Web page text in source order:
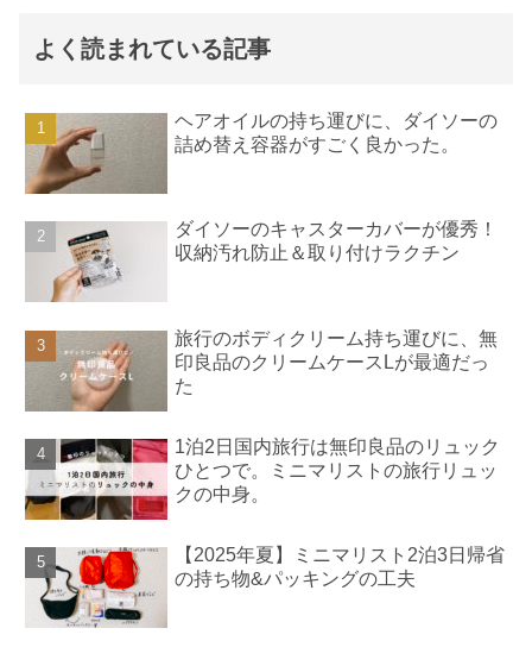
よく読まれている記事
ヘアオイルの持ち運びに、ダイソーの
詰め替え容器がすごく良かった。
ダイソーのキャスターカバーが優秀！
収納汚れ防止＆取り付けラクチン
旅行のボディクリーム持ち運びに、無
印良品のクリームケースLが最適だっ
た
1泊2日国内旅行は無印良品のリュック
ひとつで。ミニマリストの旅行リュッ
クの中身。
【2025年夏】ミニマリスト2泊3日帰省
の持ち物&パッキングの工夫